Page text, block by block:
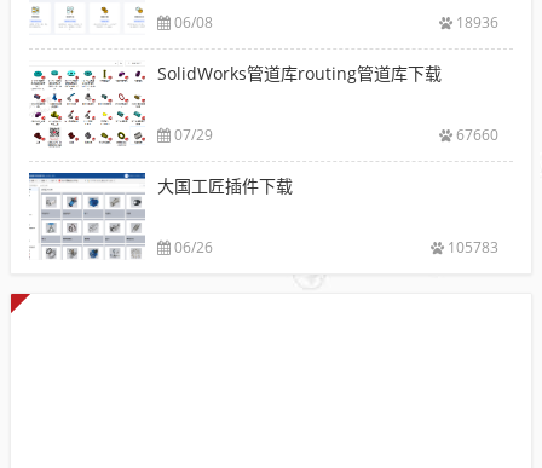
06/08 18936
SolidWorks管道库routing管道库下载
07/29 67660
大国工匠插件下载
06/26 105783